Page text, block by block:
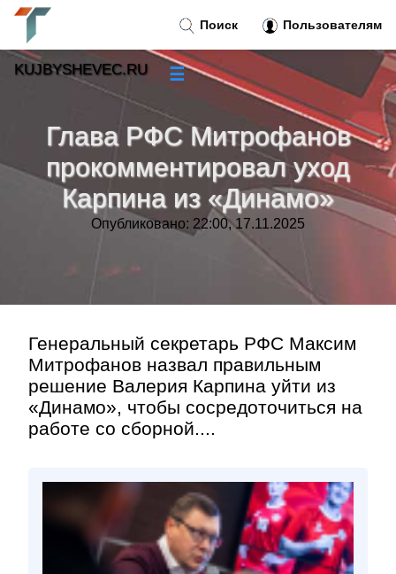
Глава РФС Митрофанов
прокомментировал уход
Карпина из «Динамо»
Опубликовано: 22:00, 17.11.2025
Генеральный секретарь РФС Максим
Митрофанов назвал правильным
решение Валерия Карпина уйти из
«Динамо», чтобы сосредоточиться на
работе со сборной....
Поиск Пользователям
KUJBYSHEVEC.RU ☰
Новости»
Тренды новостей»
Рубрики»
Контакт»